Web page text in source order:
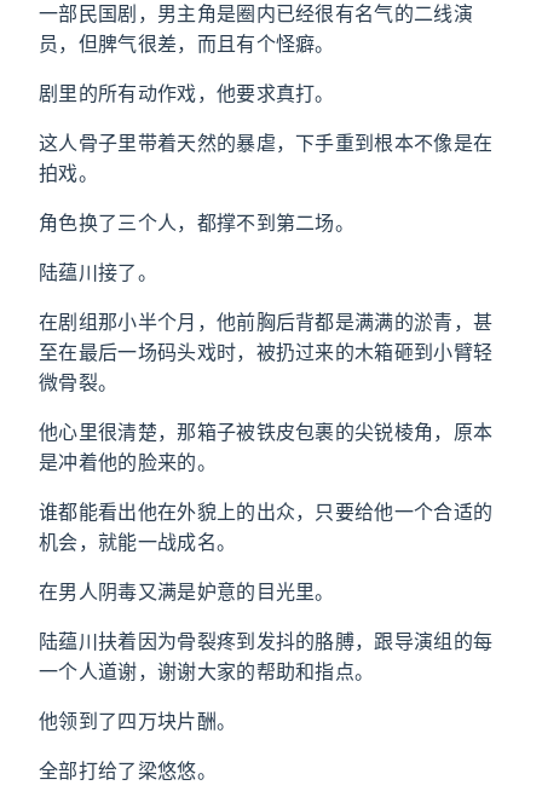
一部民国剧，男主角是圈内已经很有名气的二线演
员，但脾气很差，而且有个怪癖。
剧里的所有动作戏，他要求真打。
这人骨子里带着天然的暴虐，下手重到根本不像是在
拍戏。
角色换了三个人，都撑不到第二场。
陆蕴川接了。
在剧组那小半个月，他前胸后背都是满满的淤青，甚
至在最后一场码头戏时，被扔过来的木箱砸到小臂轻
微骨裂。
他心里很清楚，那箱子被铁皮包裹的尖锐棱角，原本
是冲着他的脸来的。
谁都能看出他在外貌上的出众，只要给他一个合适的
机会，就能一战成名。
在男人阴毒又满是妒意的目光里。
陆蕴川扶着因为骨裂疼到发抖的胳膊，跟导演组的每
一个人道谢，谢谢大家的帮助和指点。
他领到了四万块片酬。
全部打给了梁悠悠。